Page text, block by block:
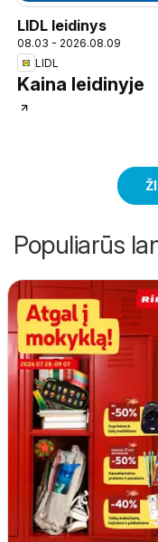
LIDL leidinys
08.03 - 2026.08.09
LIDL
Kaina leidinyje
Populiarūs